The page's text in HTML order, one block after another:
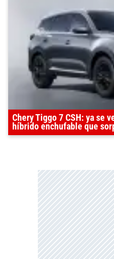
Chery Tiggo 7 CSH: ya se
híbrido enchufable que